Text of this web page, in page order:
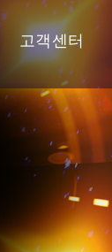
고객센터